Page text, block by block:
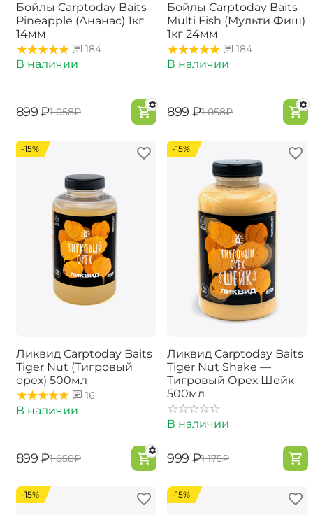
Бойлы Carptoday Baits
Pineapple (Ананас) 1кг
14мм
184
В наличии
‍899‍ ₽‍1 058‍₽
Бойлы Carptoday Baits
Multi Fish (Мульти Фиш)
1кг 24мм
184
В наличии
‍899‍ ₽‍1 058‍₽
-15%
Ликвид Carptoday Baits
Tiger Nut (Тигровый
орех) 500мл
16
В наличии
‍899‍ ₽‍1 058‍₽
-15%
Ликвид Carptoday Baits
Tiger Nut Shake —
Тигровый Орех Шейк
500мл
В наличии
‍999‍ ₽‍1 175‍₽
-15% -15%